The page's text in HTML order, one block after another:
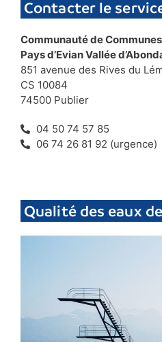
Contacter le
Communauté de Communes
Pays d’Evian Vallée
851 avenue des Rives du
CS 10084
74500 Publier
04 50 74 57 85
06 74 26 81 92 (urgence)
Qualité des eaux